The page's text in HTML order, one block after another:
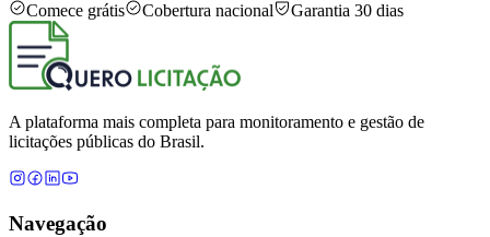
Comece grátis
Cobertura nacional Garantia 30 dias
A plataforma mais completa para monitoramento e gestão de
licitações públicas do Brasil.
Navegação